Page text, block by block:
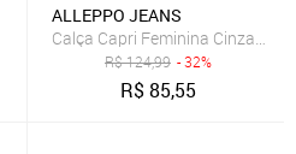
ALLEPPO JEANS
R$124,99 - 32%
R$85,55